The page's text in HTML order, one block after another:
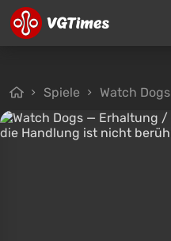
Spiele Watch Dogs